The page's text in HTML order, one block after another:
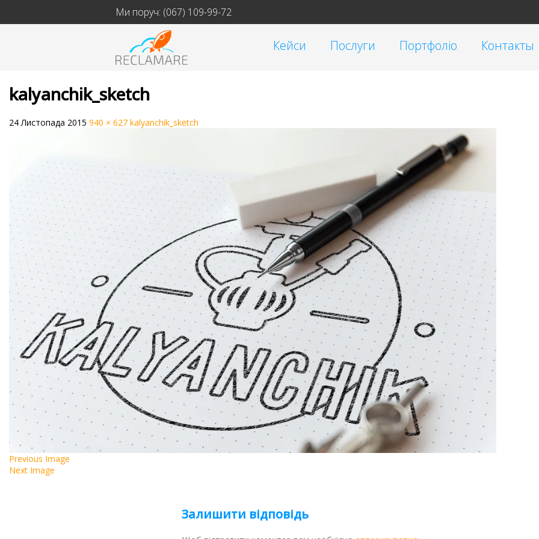
Ми поруч: (067) 109-99-72
Кейси Послуги
Контекстна реклама Google Ads
Очистка репутации SERM
Переклад сайтів на українську мову
Портфоліо
Інтернет-магазини
Брендинг
Автомагазини
Контакты
kalyanchik_sketch
24 Листопада 2015 940 × 627 kalyanchik_sketch
Previous Image
Next Image
Залишити відповідь